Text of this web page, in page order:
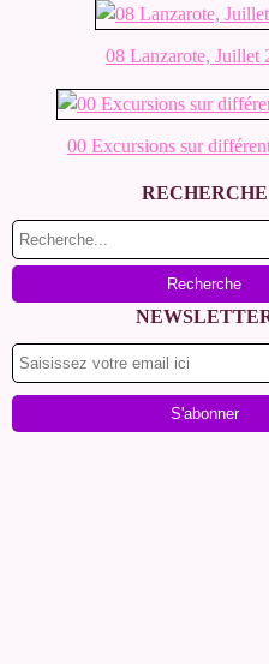
08 Lanzarote, Juillet
00 Excursions sur
RECHERCHE